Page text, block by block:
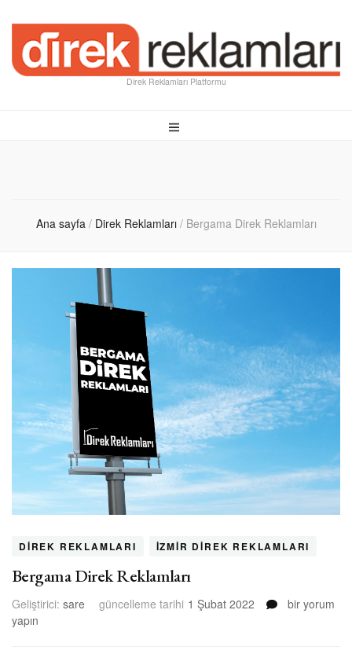
Direk Reklamları Platformu
Ana sayfa / Direk Reklamları / Bergama Direk Reklamları
DIREK REKLAMLARI İZMIR DIREK REKLAMLARI
Bergama Direk Reklamları
Geliştirici: sare güncelleme tarihi 1 Şubat 2022
Bergama
bir yorum
yapın